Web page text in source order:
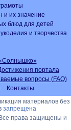
и их значение
блюд для детей
и творчества
портала
вопросы (FAQ)
Контакты
материалов без
запрещена
права защищены и